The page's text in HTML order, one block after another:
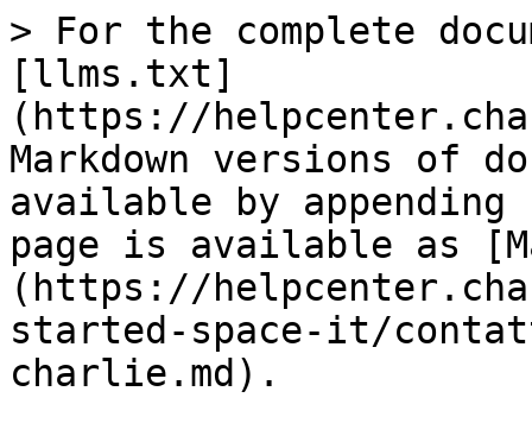
> For the complete
[llms.txt]
(https://
Markdown versions of
available by
page is available as
(https://
started-space-it/
charlie.md).